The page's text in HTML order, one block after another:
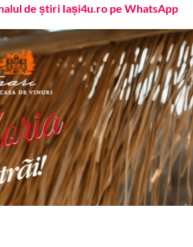
de știri Iași4u.ro pe WhatsApp